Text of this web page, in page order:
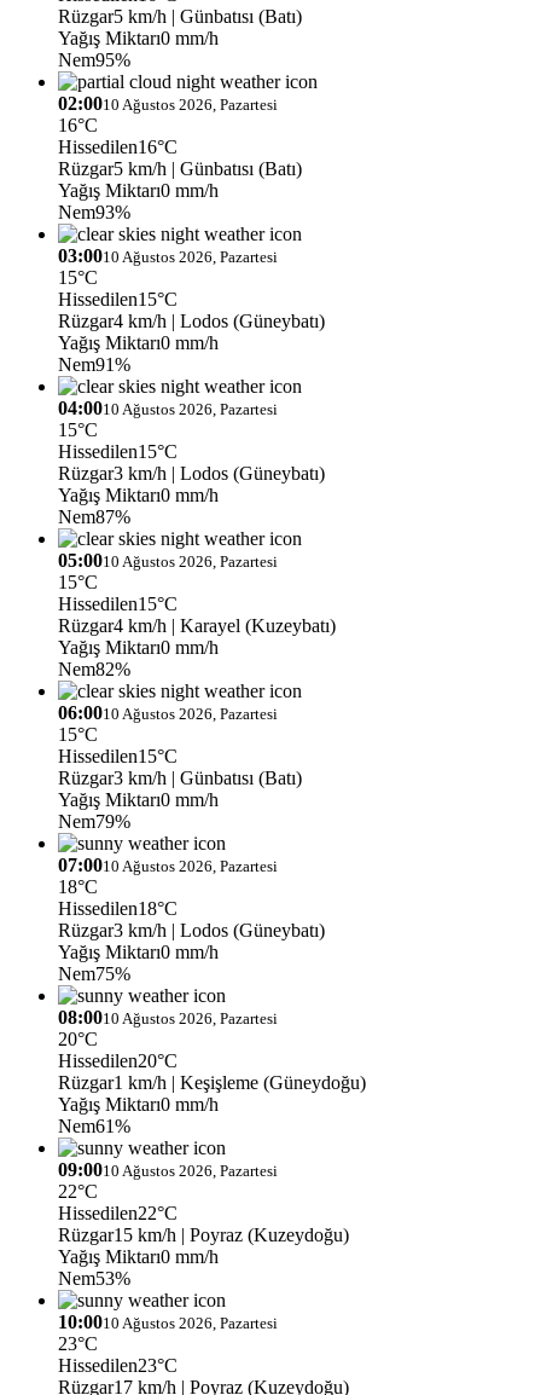
Rüzgar5 km/h | Günbatısı (Batı)
Yağış Miktarı0 mm/h
Nem95%
02:0010 Ağustos 2026, Pazartesi
16°C
Hissedilen16°C
Rüzgar5 km/h | Günbatısı (Batı)
Yağış Miktarı0 mm/h
Nem93%
03:0010 Ağustos 2026, Pazartesi
15°C
Hissedilen15°C
Rüzgar4 km/h | Lodos (Güneybatı)
Yağış Miktarı0 mm/h
Nem91%
04:0010 Ağustos 2026, Pazartesi
15°C
Hissedilen15°C
Rüzgar3 km/h | Lodos (Güneybatı)
Yağış Miktarı0 mm/h
Nem87%
05:0010 Ağustos 2026, Pazartesi
15°C
Hissedilen15°C
Rüzgar4 km/h | Karayel (Kuzeybatı)
Yağış Miktarı0 mm/h
Nem82%
06:0010 Ağustos 2026, Pazartesi
15°C
Hissedilen15°C
Rüzgar3 km/h | Günbatısı (Batı)
Yağış Miktarı0 mm/h
Nem79%
07:0010 Ağustos 2026, Pazartesi
18°C
Hissedilen18°C
Rüzgar3 km/h | Lodos (Güneybatı)
Yağış Miktarı0 mm/h
Nem75%
08:0010 Ağustos 2026, Pazartesi
20°C
Hissedilen20°C
Rüzgar1 km/h | Keşişleme (Güneydoğu)
Yağış Miktarı0 mm/h
Nem61%
09:0010 Ağustos 2026, Pazartesi
22°C
Hissedilen22°C
Rüzgar15 km/h | Poyraz (Kuzeydoğu)
Yağış Miktarı0 mm/h
Nem53%
10:0010 Ağustos 2026, Pazartesi
23°C
Hissedilen23°C
Rüzgar17 km/h | Poyraz (Kuzeydoğu)